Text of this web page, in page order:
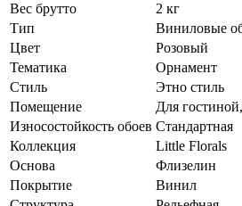
Вес брутто
2 кг
Тип
Виниловые
Цвет
Розовый
Тематика
Орнамент
Стиль
Этно стиль
Помещение
Для
Износостойкость обоев Стандартная
Коллекция
Little Florals
Основа
Флизелин
Покрытие
Винил